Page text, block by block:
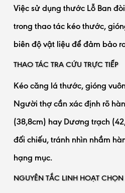
Việc sử dụng thước Lỗ Ban
trong thao tác kéo thước,
biên độ vật liệu để đảm bảo
THAO TÁC TRA CỨU TRỰC TIẾP
Kéo căng lá thước, gióng
Người thợ cần xác định rõ
(38,8cm) hay Dương trạch
đối chiếu, tránh nhìn nhầm
hạng mục.
NGUYÊN TẮC LINH HOẠT